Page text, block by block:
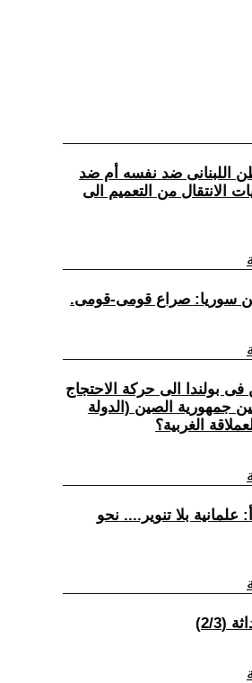
اللبنانى ضد نفسه أم ضد
الانتقال من التعميم الى
فى بولندا الى حركة الاحتجاج
جمهورية الصين (الدولة
الغربية؟
الأمة والدولة 2/3-أ: علمانية بلا تنوير.... نحو